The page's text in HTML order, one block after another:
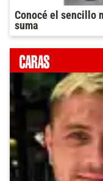
Conocé el sencillo
suma